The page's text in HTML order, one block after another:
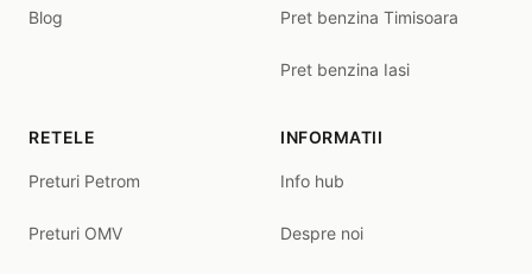
Blog Pret benzina Timisoara
Pret benzina Iasi
RETELE
Preturi Petrom
Preturi OMV
INFORMATII
Info hub
Despre noi